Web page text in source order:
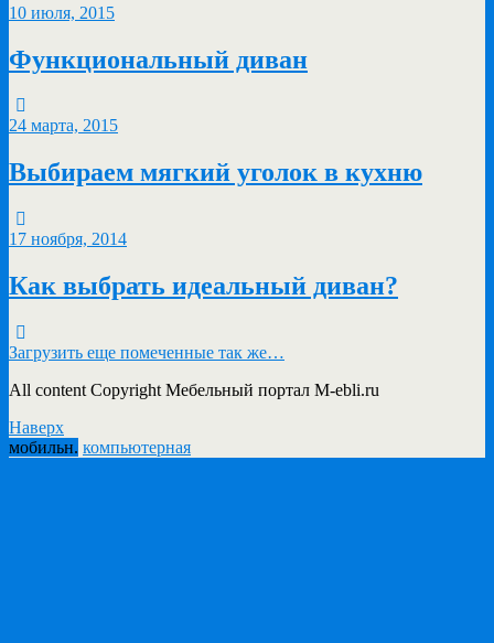
10 июля, 2015
Функциональный диван
24 марта, 2015
Выбираем мягкий уголок в кухню
17 ноября, 2014
Как выбрать идеальный диван?
Загрузить еще помеченные так же…
All content Copyright Мебельный портал M-ebli.ru
Наверх
мобильн. компьютерная